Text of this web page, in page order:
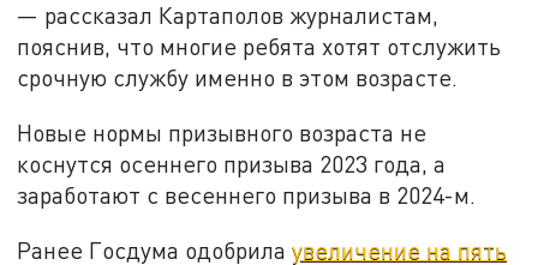
— рассказал Картаполов журналистам,
пояснив, что многие ребята хотят отслужить
срочную службу именно в этом возрасте.
Новые нормы призывного возраста не
коснутся осеннего призыва 2023 года, а
заработают с весеннего призыва в 2024-м.
Ранее Госдума одобрилаувеличение на пять